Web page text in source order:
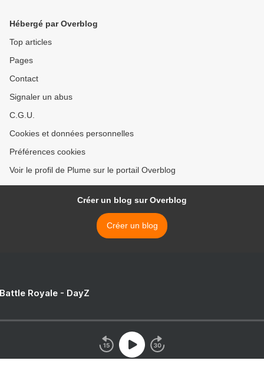
Hébergé par Overblog
Top articles
Pages
Contact
Signaler un abus
C.G.U.
Cookies et données personnelles
Préférences cookies
Voir le profil de Plume sur le portail Overblog
Créer un blog sur Overblog
Créer un blog
Royale - DayZ